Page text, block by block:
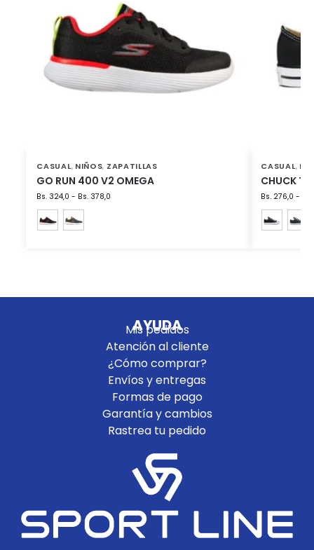
CASUAL, NIÑOS, ZAPATILLAS
GO RUN 400 V2 OMEGA
Bs. 324,0 - Bs. 378,0
CASUAL,
CHUCK
Bs. 276,0 -
AYUDA
Mis pedidos
Atención al cliente
¿Cómo comprar?
Envíos y entregas
Formas de pago
Garantía y cambios
Rastrea tu pedido